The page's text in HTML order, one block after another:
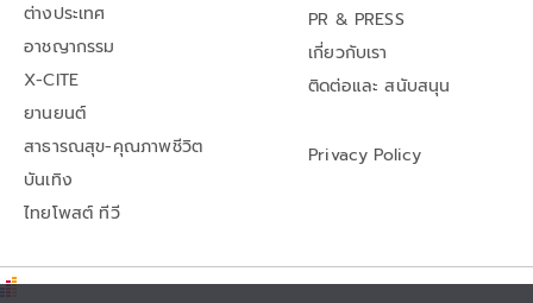
ต่างประเทศ
อาชญากรรม
X-CITE
ยานยนต์
สาธารณสุข-คุณภาพชีวิต
บันเทิง
ไทยโพสต์ ทีวี
PR & PRESS
เกี่ยวกับเรา
ติดต่อและ สนับสนุน
Privacy Policy